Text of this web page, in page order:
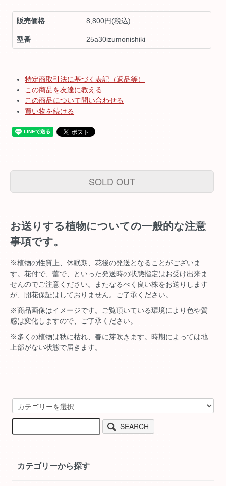
販売価格 8,800円(税込)
型番 25a30izumonishiki
特定商取引法に基づく表記（返品等）
この商品を友達に教える
この商品について問い合わせる
買い物を続ける
SOLD OUT
お送りする植物についての一般的な注意
事項です。
※植物の性質上、休眠期、花後の発送となることがございま
す。花付で、蕾で、といった発送時の状態指定はお受け出来ま
せんのでご注意ください。またなるべく良い株をお送りします
が、開花保証はしておりません。ご了承ください。
※商品画像はイメージです。ご覧頂いている環境により色や質
感は変化しますので、ご了承ください。
※多くの植物は秋に枯れ、春に芽吹きます。時期によっては地
上部がない状態で届きます。
SEARCH
カテゴリーから探す